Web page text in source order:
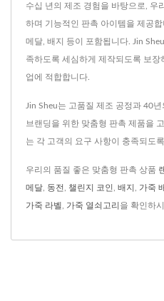
수십 년의 제조 경험을 바탕으로, 우
하며 기능적인 판촉 아이템을 제공
메달, 배지 등이 포함됩니다. Jin
족하도록 세심하게 제작되도록 보장
업에 적합합니다.
Jin Sheu는 고품질 제조 공정과 40
브랜딩을 위한 맞춤형 판촉 제품을
는 각 고객의 요구 사항이 충족되도
우리의 품질 좋은 맞춤형 판촉 상품
메달 동전 챌린지 코인 배지 가죽
가죽 라벨 가죽 열쇠고리 을 확인하